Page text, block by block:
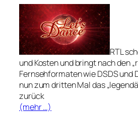
RTL
und Kosten und bringt nach den
Fernsehformaten wie DSDS und
nun zum dritten Mal das
zurück
(mehr …)